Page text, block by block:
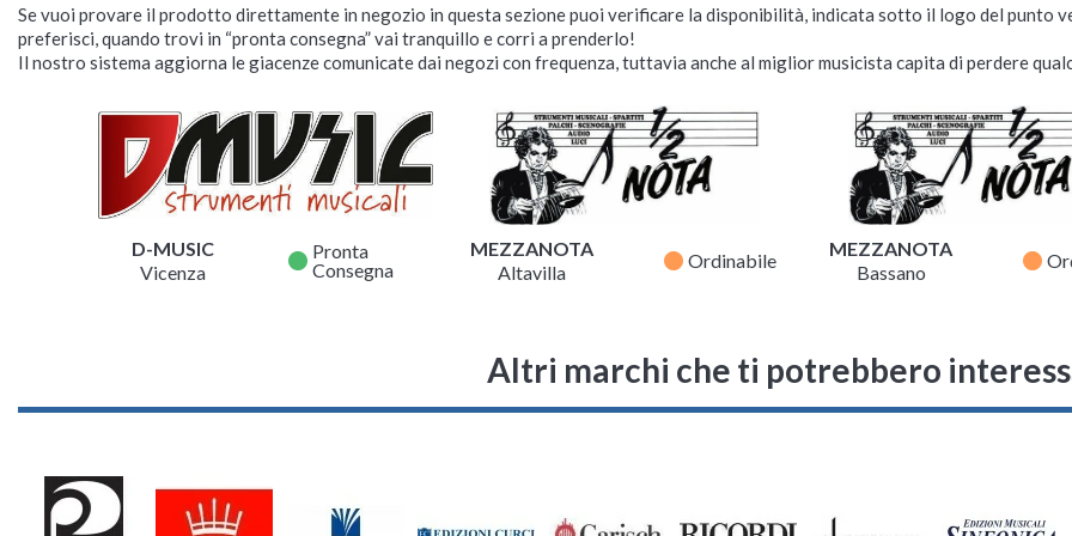
Se vuoi provare il prodotto direttamente in negozio in questa sezione puoi verificare la disponibilità, indicata sotto il logo del punto
preferisci, quando trovi in “pronta consegna” vai tranquillo e corri a prenderlo!
Il nostro sistema aggiorna le giacenze comunicate dai negozi con frequenza, tuttavia anche al miglior musicista capita di perdere
D-MUSIC
Vicenza
fiber_manual_record Pronta
Consegna
MEZZANOTA
Altavilla
fiber_manual_record Ordinabile
MEZZANOTA
Bassano
fiber_manual_record
Altri marchi che ti potrebbero